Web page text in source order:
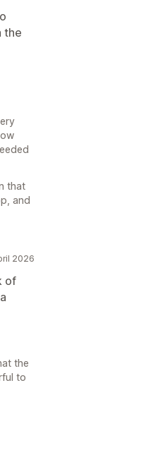
the
that
and
2026
of
the
to